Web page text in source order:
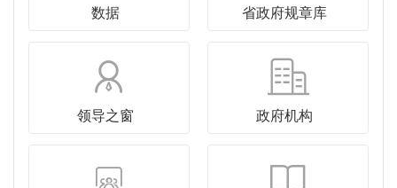
数据 省政府规章库
领导之窗 政府机构